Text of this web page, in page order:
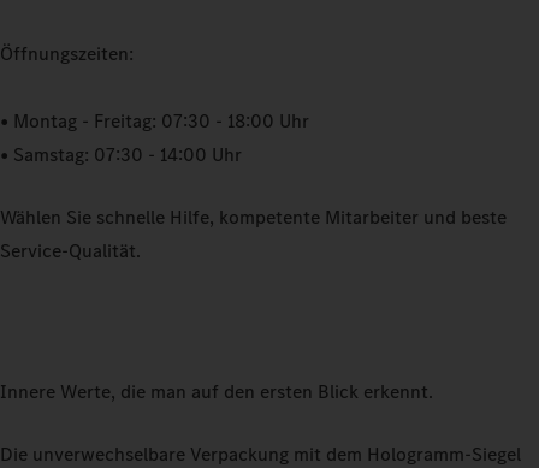
Öffnungszeiten:
• Montag - Freitag: 07:30 - 18:00 Uhr
• Samstag: 07:30 - 14:00 Uhr
Wählen Sie schnelle Hilfe, kompetente Mitarbeiter und beste
Service-Qualität.
Innere Werte, die man auf den ersten Blick erkennt.
Die unverwechselbare Verpackung mit dem Hologramm-Siegel